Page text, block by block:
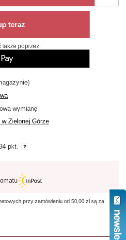
także poprzez:
wymianę
Zielonej Górze
pkt.
przy zamówieniu od 50,00 złsą za